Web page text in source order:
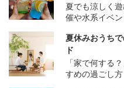
夏でも涼しく
催や水系イベ
夏休みおうち
ド
「家で何する
すめの過ごし方